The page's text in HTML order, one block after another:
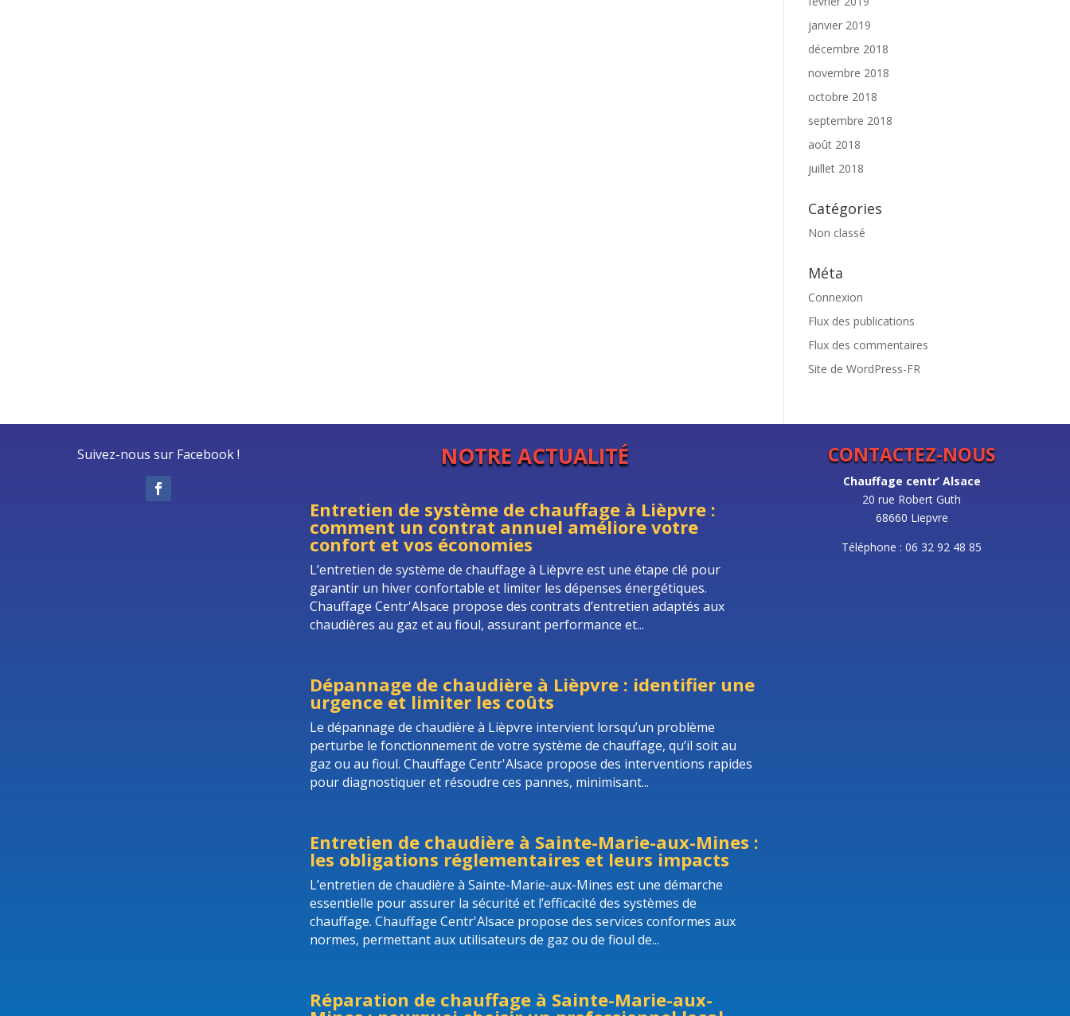
janvier 2019
décembre 2018
novembre 2018
octobre 2018
septembre 2018
août 2018
juillet 2018
Catégories
Non classé
Méta
Connexion
Flux des publications
Flux des commentaires
Site de WordPress-FR
Suivez-nous sur Facebook ! NOTRE ACTUALITÉ
Entretien de système de chauffage à Lièpvre :
comment un contrat annuel améliore votre
confort et vos économies
L’entretien de système de chauffage à Lièpvre est une étape clé pour
garantir un hiver confortable et limiter les dépenses énergétiques.
Chauffage Centr'Alsace propose des contrats d’entretien adaptés aux
chaudières au gaz et au fioul, assurant performance et...
Dépannage de chaudière à Lièpvre : identifier une
urgence et limiter les coûts
Le dépannage de chaudière à Lièpvre intervient lorsqu’un problème
perturbe le fonctionnement de votre système de chauffage, qu’il soit au
gaz ou au fioul. Chauffage Centr'Alsace propose des interventions rapides
pour diagnostiquer et résoudre ces pannes, minimisant...
Entretien de chaudière à Sainte-Marie-aux-Mines :
les obligations réglementaires et leurs impacts
L’entretien de chaudière à Sainte-Marie-aux-Mines est une démarche
essentielle pour assurer la sécurité et l’efficacité des systèmes de
chauffage. Chauffage Centr'Alsace propose des services conformes aux
normes, permettant aux utilisateurs de gaz ou de fioul de...
Réparation de chauffage à Sainte-Marie-aux-
CONTACTEZ-NOUS
Chauffage centr’ Alsace
20 rue Robert Guth
68660 Liepvre
Téléphone : 06 32 92 48 85